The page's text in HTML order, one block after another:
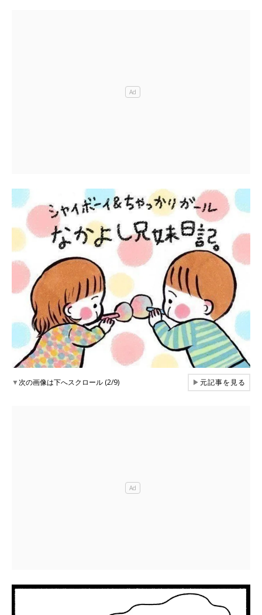
▼次の画像は下へスクロール (2/9) ▶元記事を見る